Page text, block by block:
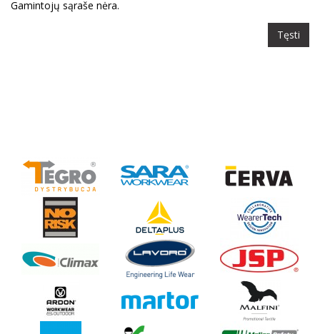
Gamintojų sąraše nėra.
Tęsti